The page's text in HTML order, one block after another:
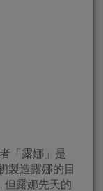
「露娜」是
製造露娜的目
但露娜先天的